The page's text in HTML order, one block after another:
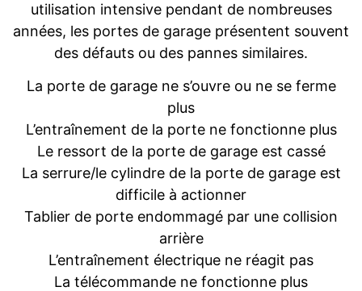
utilisation intensive pendant de nombreuses
années, les portes de garage présentent souvent
des défauts ou des pannes similaires.
La porte de garage ne s’ouvre ou ne se ferme
plus
L’entraînement de la porte ne fonctionne plus
Le ressort de la porte de garage est cassé
La serrure/le cylindre de la porte de garage est
difficile à actionner
Tablier de porte endommagé par une collision
arrière
L’entraînement électrique ne réagit pas
La télécommande ne fonctionne plus